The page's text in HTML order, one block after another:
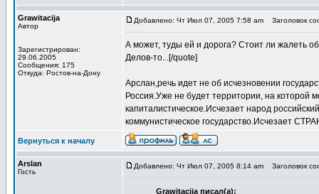
Grawitacija
Автор
Зарегистрирован:
29.06.2005
Сообщения: 175
Откуда: Ростов-на-Дону
Добавлено: Чт Июл 07, 2005 7:58 am Заголовок
А может, туды ей и дорога? Стоит ли жалеть
Делов-то...[/quote]
Арслан,речь идет не об исчезновении
Россия.Уже не будет территории, на которой
капиталистическое.Исчезает народ
коммунистическое государство.Исчезает
Вернуться к началу
Arslan
Гость
Добавлено: Чт Июл 07, 2005 8:14 am Заголовок
Grawitacija писал(а):